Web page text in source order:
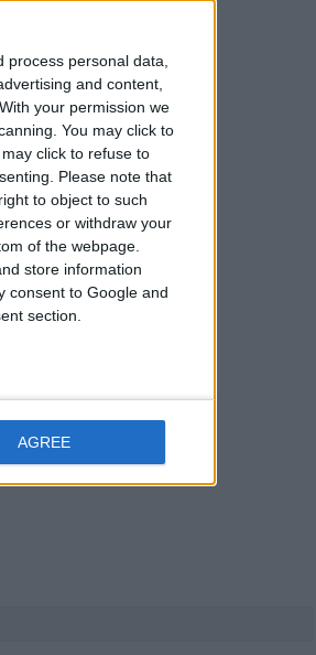
personal data,
and content,
With your permission we
You may click to
click to refuse to
Please note that
to object to such
or withdraw your
of the webpage.
store information
consent to Google and
section.
AGREE